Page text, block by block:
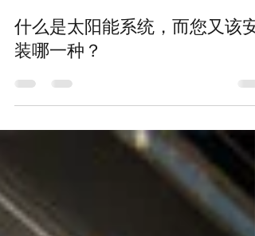
Feb 26, 2020
1 min read
什么是太阳能系统，而您又该安
装哪一种？